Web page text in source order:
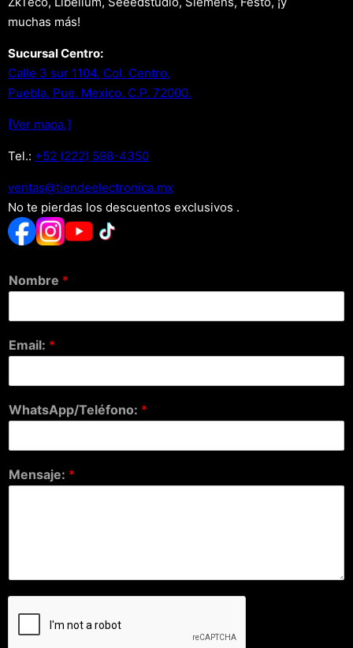
muchas más!
Sucursal Centro:
Calle 3 sur 1104, Col. Centro.
Puebla, Pue. Mexico. C.P. 72000.
[Ver mapa.]
Tel.: +52 (222) 598-4350
xm.acinortceleedneit@satnev
No te pierdas los descuentos exclusivos .
Nombre *
Email: *
WhatsApp/Teléfono: *
Mensaje: *